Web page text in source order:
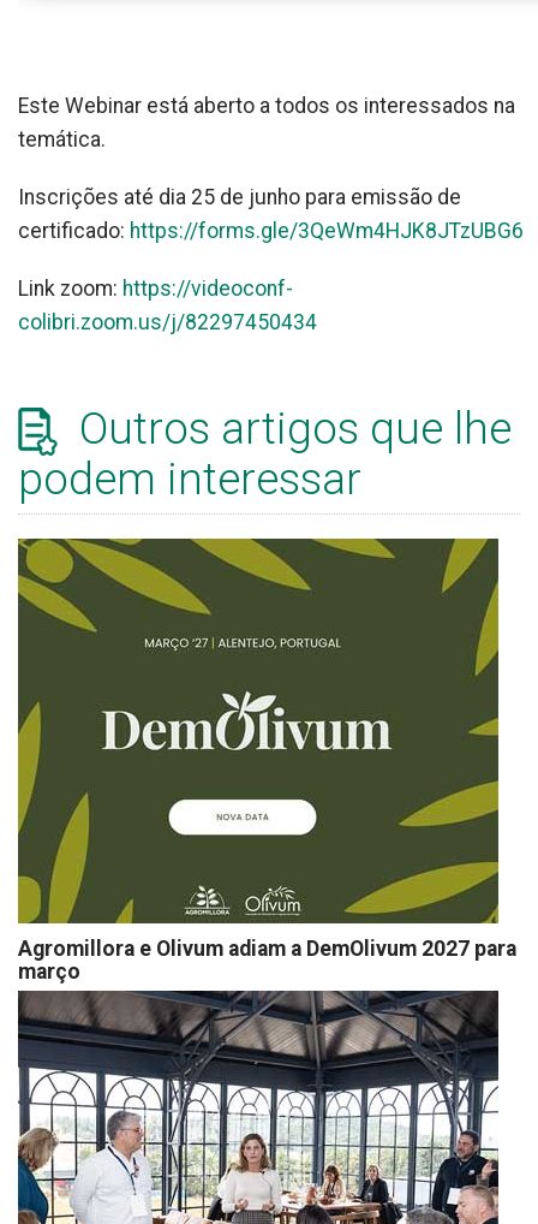
Este Webinar está aberto a todos os interessados na
temática.
Inscrições até dia 25 de junho para emissão de
certificado: https://forms.gle/3QeWm4HJK8JTzUBG6
Link zoom: https://videoconf-
colibri.zoom.us/j/82297450434
Outros artigos que lhe
podem interessar
Agromillora e Olivum adiam a DemOlivum 2027 para
março